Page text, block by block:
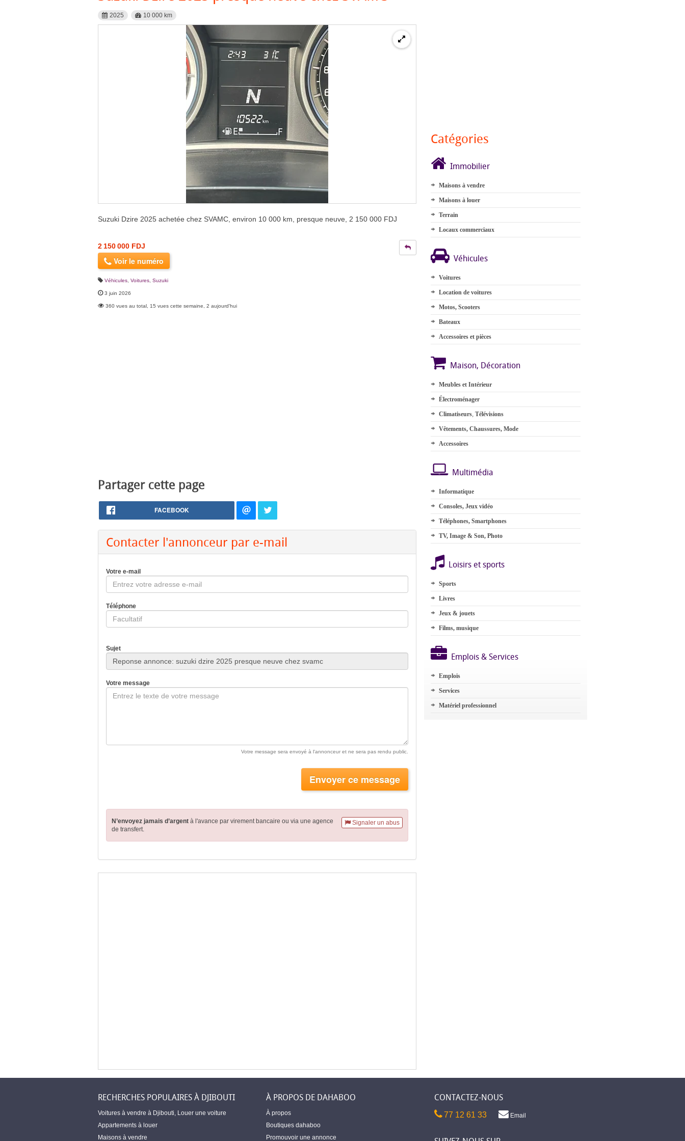
2025 10 000 km
Suzuki Dzire 2025 achetée chez SVAMC, environ 10 000 km, presque neuve, 2 150 000 FDJ
2 150 000 FDJ
Voir le numéro
Véhicules Voitures Suzuki
3 juin 2026
360 vues au total, 15 vues cette semaine, 2 aujourd'hui
Partager cette page
FACEBOOK
Contacter l'annonceur par e-mail
Votre e-mail
Téléphone
Sujet
Votre message
Votre message sera envoyé à l'annonceur et ne sera pas rendu public.
Envoyer ce message
Signaler un abus
N’envoyez jamais d’argent à l'avance par virement bancaire ou via une agence
de transfert.
Catégories
Immobilier
Maisons à vendre
Maisons à louer
Terrain
Locaux commerciaux
Véhicules
Voitures
Location de voitures
Motos, Scooters
Bateaux
Accessoires et pièces
Maison, Décoration
Meubles et Intérieur
Électroménager
Climatiseurs, Télévisions
Vêtements, Chaussures, Mode
Accessoires
Multimédia
Informatique
Consoles, Jeux vidéo
Téléphones, Smartphones
TV, Image & Son, Photo
Loisirs et sports
Sports
Livres
Jeux & jouets
Films, musique
Emplois & Services
Emplois
Services
Matériel professionnel
RECHERCHES POPULAIRES À DJIBOUTI
Voitures à vendre à Djibouti Louer une voiture
Appartements à louer
Maisons à vendre
À PROPOS DE DAHABOO
À propos
Boutiques dahaboo
Promouvoir une annonce
CONTACTEZ-NOUS
77 12 61 33 Email